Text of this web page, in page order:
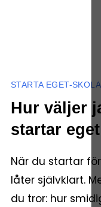
STARTA EGET-
Hur väljer
startar
När du startar
låter självklart.
du tror: hur